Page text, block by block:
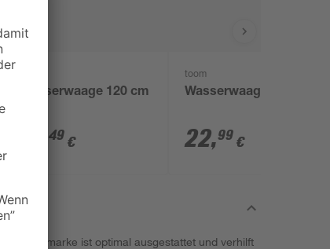
Wasserwaage 120 cm
,49 €
toom
Wasserwaage 80 cm
22,99 €
ist optimal ausgestattet und verhilft